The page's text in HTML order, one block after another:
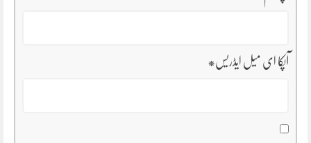
آپکا ای میل ایڈریس*